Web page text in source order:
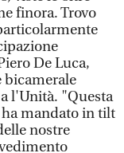
finora. Trovo
De Luca,
bicamerale
l'Unità. "Questa
mandato in tilt
nostre